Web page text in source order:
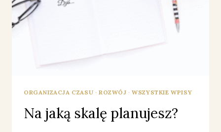
ORGANIZACJA CZASU · ROZWÓJ ·WSZYSTKIE WPISY
Na jaką skalę planujesz?